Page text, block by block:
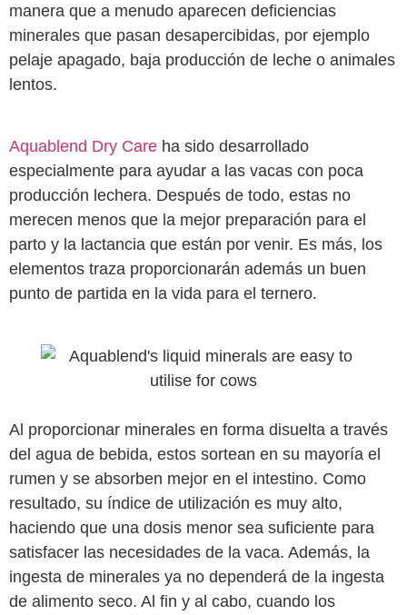
manera que a menudo aparecen deficiencias
minerales que pasan desapercibidas, por ejemplo
pelaje apagado, baja producción de leche o animales
lentos.
Aquablend Dry Care ha sido desarrollado
especialmente para ayudar a las vacas con poca
producción lechera. Después de todo, estas no
merecen menos que la mejor preparación para el
parto y la lactancia que están por venir. Es más, los
elementos traza proporcionarán además un buen
punto de partida en la vida para el ternero.
Al proporcionar minerales en forma disuelta a través
del agua de bebida, estos sortean en su mayoría el
rumen y se absorben mejor en el intestino. Como
resultado, su índice de utilización es muy alto,
haciendo que una dosis menor sea suficiente para
satisfacer las necesidades de la vaca. Además, la
ingesta de minerales ya no dependerá de la ingesta
de alimento seco. Al fin y al cabo, cuando los